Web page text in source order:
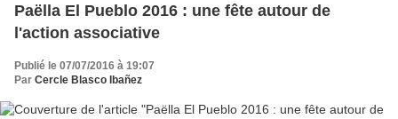
Paëlla El Pueblo 2016 : une fête autour de
l'action associative
Publié le 07/07/2016 à 19:07
Par Cercle Blasco Ibañez